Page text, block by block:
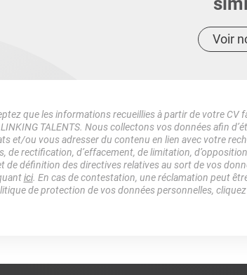
Voir
que les informations recueillies à partir de votre CV
TALENTS. Nous collectons vos données afin
et/ou vous adresser du contenu en lien avec votre
de rectification, d’effacement, de limitation,
de définition des directives relatives au sort de vos
ici. En cas de contestation, une réclamation peut
de protection de vos données personnelles, cliquez